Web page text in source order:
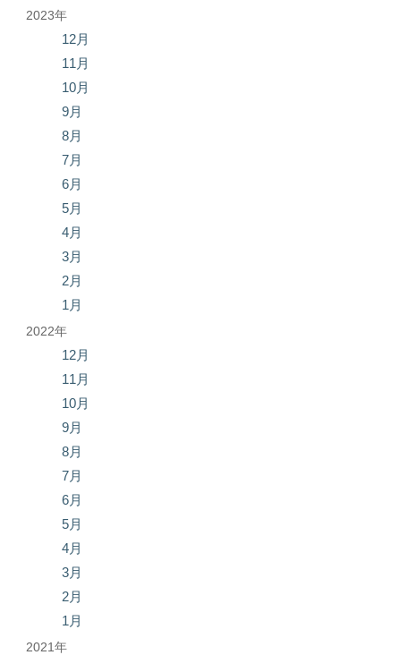
2023年
12月
11月
10月
9月
8月
7月
6月
5月
4月
3月
2月
1月
2022年
12月
11月
10月
9月
8月
7月
6月
5月
4月
3月
2月
1月
2021年